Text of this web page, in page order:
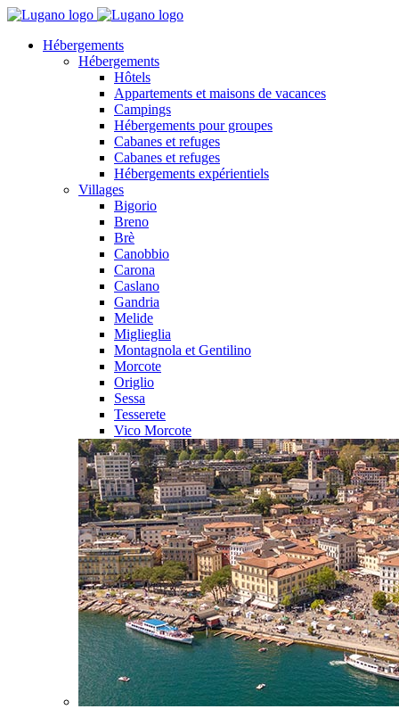
Hébergements
Hébergements
Hôtels
Appartements et maisons de vacances
Campings
Hébergements pour groupes
Cabanes et refuges
Cabanes et refuges
Hébergements expérientiels
Villages
Bigorio
Breno
Brè
Canobbio
Carona
Caslano
Gandria
Melide
Miglieglia
Montagnola et Gentilino
Morcote
Origlio
Sessa
Tesserete
Vico Morcote